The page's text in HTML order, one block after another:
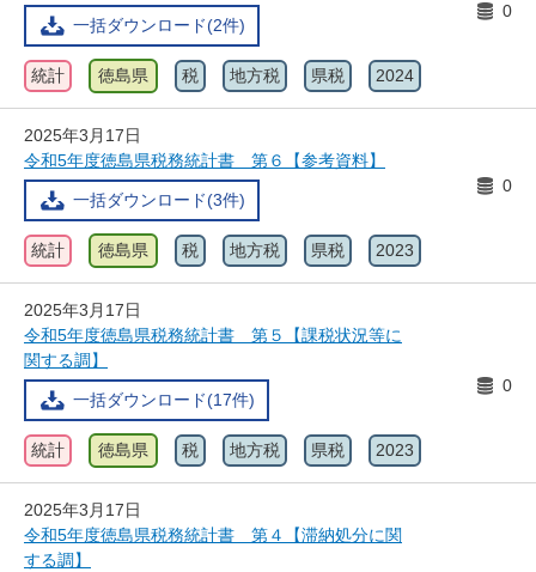
一括ダウンロード(2件)
0
統計 徳島県 税 地方税 県税 2024
2025年3月17日
令和5年度徳島県税務統計書 第６【参考資料】
一括ダウンロード(3件)
0
統計 徳島県 税 地方税 県税 2023
2025年3月17日
令和5年度徳島県税務統計書 第５【課税状況等に
関する調】
一括ダウンロード(17件)
0
統計 徳島県 税 地方税 県税 2023
2025年3月17日
令和5年度徳島県税務統計書 第４【滞納処分に関
する調】